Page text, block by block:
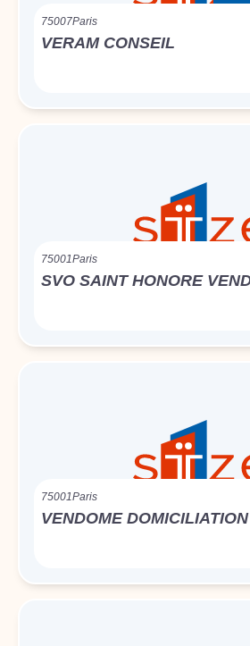
75007Paris
VERAM CONSEIL
75001Paris
SVO SAINT HONORE
75001Paris
VENDOME DOMICILIATION